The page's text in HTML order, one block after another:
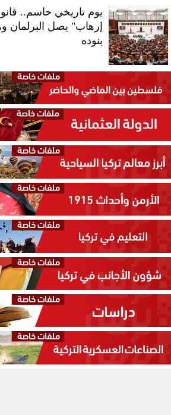
يوم تاريخي حاسم..
إرهاب" يصل البرلمان
بنوده